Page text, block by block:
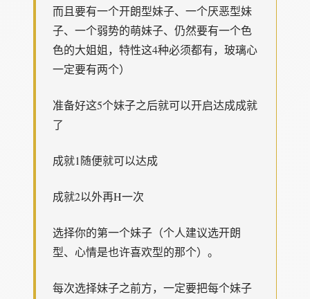
而且要有一个开朗型妹子、一个厌恶型妹
子、一个弱势的萌妹子、仍然要有一个色
色的大姐姐，特性这4种必须都有，玻璃心
一定要有两个）
准备好这5个妹子之后就可以开启达成成就
了
成就1随便就可以达成
成就2以外再H一次
选择你的第一个妹子（个人建议选开朗
型、心情是也许喜欢型的那个）。
每次选择妹子之前方，一定要把每个妹子